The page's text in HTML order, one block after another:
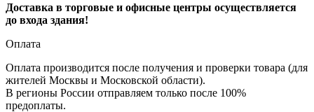
Доставка в торговые и офисные центры осуществляется
до входа здания!
Оплата
Оплата производится после получения и проверки товара (для
жителей Москвы и Московской области).
В регионы России отправляем только после 100%
предоплаты.